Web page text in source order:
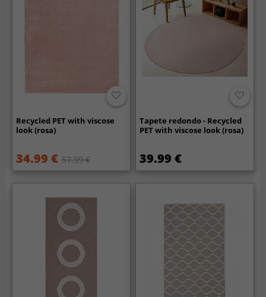
Recycled PET with viscose
look (rosa)
34.99 € 57.99 €
Tapete redondo - Recycled
PET with viscose look (rosa)
39.99 €